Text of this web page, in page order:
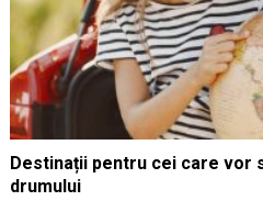
Destinații pentru cei care vor
drumului